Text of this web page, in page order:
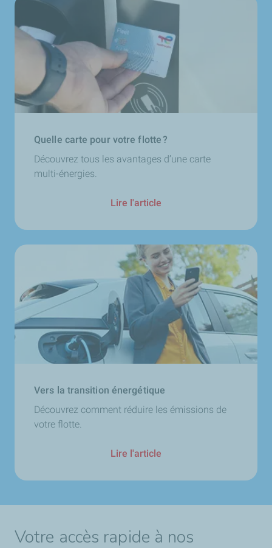
Quelle carte pour votre flotte ?
Découvrez tous les avantages d’une carte
multi-énergies.
Lire l'article
Vers la transition énergétique
Découvrez comment réduire les émissions de
votre flotte.
Lire l'article
Votre accès rapide à nos